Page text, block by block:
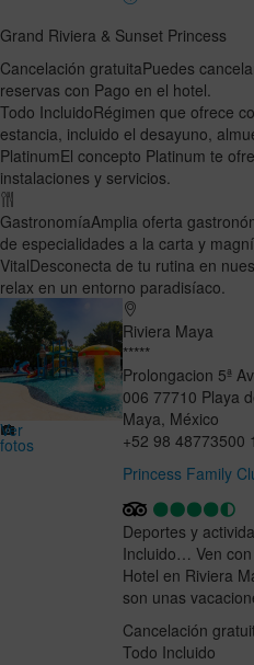
Grand Riviera & Sunset Princess
Cancelación gratuitaPuedes
reservas con Pago en el hotel.
Todo IncluidoRégimen que ofrece
estancia, incluido el desayuno,
PlatinumEl concepto Platinum te
instalaciones y servicios.
GastronomíaAmplia oferta
de especialidades a la carta y
VitalDesconecta de tu rutina en
relax en un entorno paradisíaco.
Ver
fotos
Riviera Maya
*****
Prolongacion 5ª
006 77710 Playa
Maya, México
+52 98 48773500
Princess Family
Deportes y
Incluido… Ven
Hotel en Riviera
son unas
Cancelación
Todo Incluido